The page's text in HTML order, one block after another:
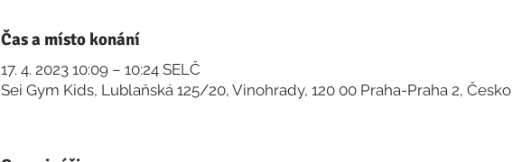
Čas a místo konání
17. 4. 2023 10:09 – 10:24 SELČ
Sei Gym Kids, Lublaňská 125/20, Vinohrady, 120 00 Praha-Praha 2, Česko